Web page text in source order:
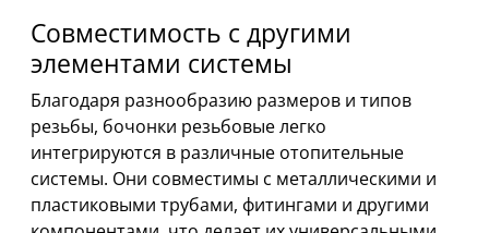
Совместимость с другими
элементами системы
Благодаря разнообразию размеров и типов
резьбы, бочонки резьбовые легко
интегрируются в различные отопительные
системы. Они совместимы с металлическими и
пластиковыми трубами, фитингами и другими